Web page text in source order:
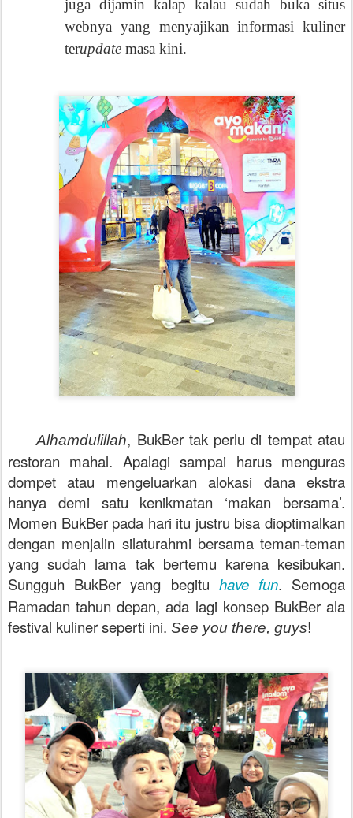
juga dijamin kalap kalau sudah buka situs
webnya yang menyajikan informasi kuliner
terupdate masa kini.
Alhamdulillah, BukBer tak perlu di tempat atau
restoran mahal. Apalagi sampai harus menguras
dompet atau mengeluarkan alokasi dana ekstra
hanya demi satu kenikmatan ‘makan bersama’.
Momen BukBer pada hari itu justru bisa dioptimalkan
dengan menjalin silaturahmi bersama teman-teman
yang sudah lama tak bertemu karena kesibukan.
Sungguh BukBer yang begitu have fun. Semoga
Ramadan tahun depan, ada lagi konsep BukBer ala
festival kuliner seperti ini. See you there, guys!